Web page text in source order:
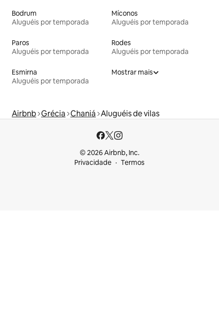
Bodrum
Aluguéis por temporada
Míconos
Aluguéis por temporada
Paros
Aluguéis por temporada
Rodes
Aluguéis por temporada
Esmirna
Aluguéis por temporada
Mostrar mais
Airbnb Grécia Chaniá Aluguéis de vilas
© 2026 Airbnb, Inc.
Privacidade
Termos